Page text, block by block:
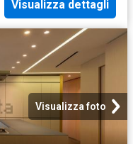
Visualizza dettagli
Visualizza foto